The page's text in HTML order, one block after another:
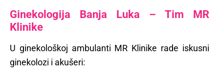
Ginekologija Banja Luka – Tim MR
Klinike
U ginekološkoj ambulanti MR Klinike rade iskusni
ginekolozi i akušeri: